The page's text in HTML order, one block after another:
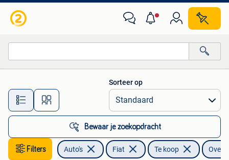
Alle afstanden…
Sorteer op
Bewaar je zoekopdracht
Filters Auto's Fiat Te koop